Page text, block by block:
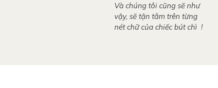
Và chúng tôi cũng sẽ như
vậy, sẽ tận tâm trên từng
nét chữ của chiếc bút chì !